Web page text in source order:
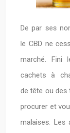
De par ses
le CBD ne
marché. Fini
cachets à
de tête ou des
procurer et
malaises. Les